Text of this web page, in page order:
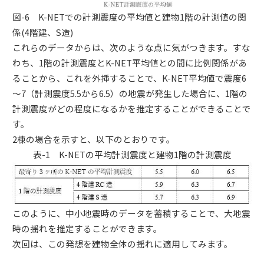
図-6 K-NETでの計測震度の平均値と建物1階の計測値の関
係(4階建、S造)
これらのデータからは、次のような点に気がつきます。すな
わち、1階の計測震度とK-NET平均値との間に比例関係があ
ることから、これを外挿することで、K-NET平均値で震度6
～7（計測震度5.5から6.5）の地震が発生した場合に、1階の
計測震度がどの程度になるかを推定することができることで
す。
2棟の場合を示すと、以下のとおりです。
表-1 K-NETの平均計測震度と建物1階の計測震度
このように、中小地震時のデータを蓄積することで、大地震
時の揺れを推定することができます。
次回は、この発想を建物全体の揺れに適用してみます。